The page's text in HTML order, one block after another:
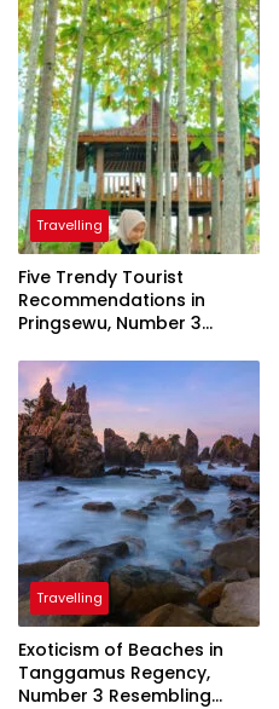
Travelling
Five Trendy Tourist
Recommendations in
Pringsewu, Number 3
President
Travelling
Exoticism of Beaches in
Tanggamus Regency,
Number 3 Resembling